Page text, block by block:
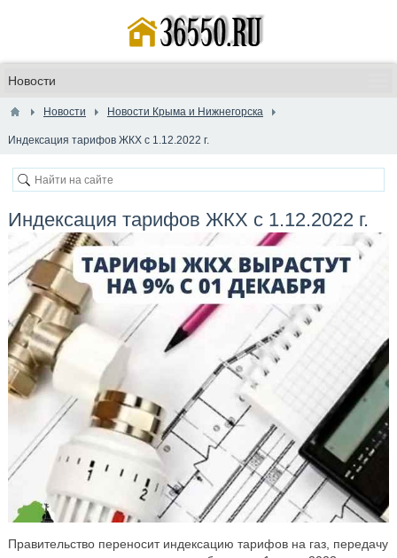
Новости Новости Крыма и Нижнегорска
Индексация тарифов ЖКХ с 1.12.2022 г.
Индексация тарифов ЖКХ с 1.12.2022 г.
Правительство переносит индексацию тарифов на газ, передачу